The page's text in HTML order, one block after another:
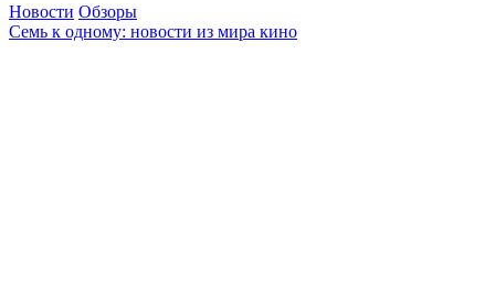
Новости Обзоры
Семь к одному: новости из мира кино